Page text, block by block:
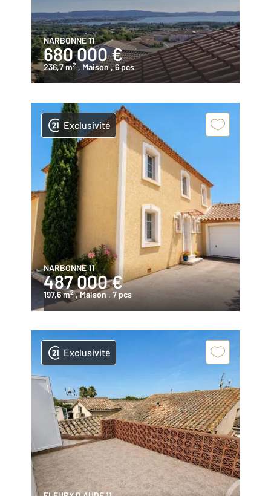
NARBONNE 11
680 000 €
236,7 m2 , Maison, 6 pcs
Exclusivité
NARBONNE 11
487 000 €
197,6 m2 , Maison , 7 pcs
Exclusivité